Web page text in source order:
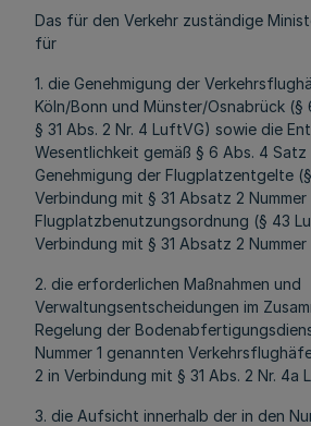
Das für den Verkehr zuständige
für
1. die Genehmigung der
Köln/Bonn und Münster/Osnabrück (§
§ 31 Abs. 2 Nr. 4 LuftVG) sowie die
Wesentlichkeit gemäß § 6 Abs. 4
Genehmigung der Flugplatzentgelte
Verbindung mit § 31 Absatz 2
Flugplatzbenutzungsordnung (§ 43
Verbindung mit § 31 Absatz 2
2. die erforderlichen Maßnahmen und
Verwaltungsentscheidungen im
Regelung der
Nummer 1 genannten
2 in Verbindung mit § 31 Abs. 2 Nr. 4a
3. die Aufsicht innerhalb der in den